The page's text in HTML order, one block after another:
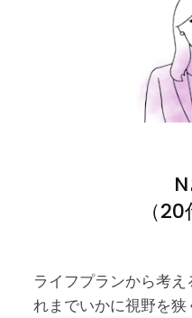
（
ライフプランから考
れまでいかに視野を